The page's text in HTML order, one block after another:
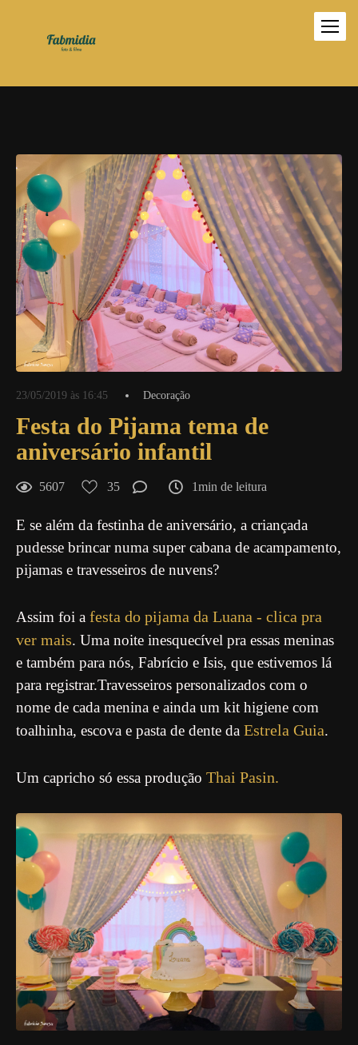
23/05/2019 às 16:45 Decoração
Festa do Pijama tema de
aniversário infantil
5607 35 1min de leitura
E se além da festinha de aniversário, a criançada
pudesse brincar numa super cabana de acampamento,
pijamas e travesseiros de nuvens?
Assim foi a festa do pijama da Luana - clica pra
ver mais. Uma noite inesquecível pra essas meninas
e também para nós, Fabrício e Isis, que estivemos lá
para registrar.Travesseiros personalizados com o
nome de cada menina e ainda um kit higiene com
toalhinha, escova e pasta de dente da Estrela Guia.
Um capricho só essa produção Thai Pasin.